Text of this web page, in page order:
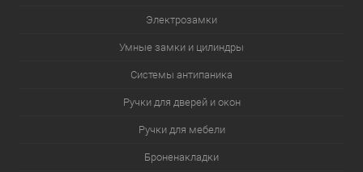
Электрозамки
Умные замки и цилиндры
Системы антипаника
Ручки для дверей и окон
Ручки для мебели
Броненакладки